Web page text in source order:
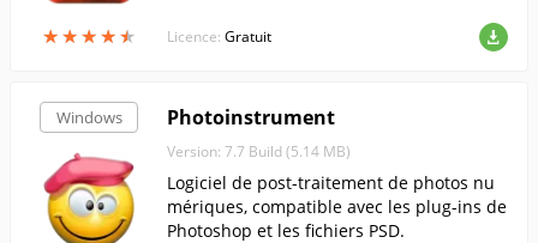
★★★★★
★★★★★
ux photographes professionnels et aux co
Licence: Gratuit
Windows Photoinstrument
Version: 7.7 Build (5.14 MB)
Logiciel de post-traitement de photos nu
mériques, compatible avec les plug-ins de
Photoshop et les fichiers PSD.